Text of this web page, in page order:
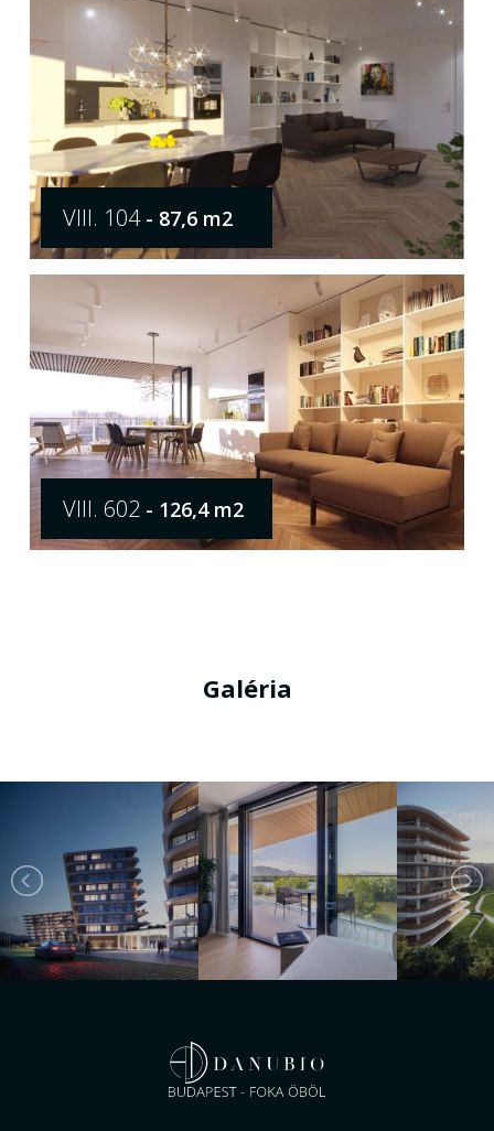
VIII. 104- 87,6 m2
VIII. 602 - 126,4 m2
Galéria